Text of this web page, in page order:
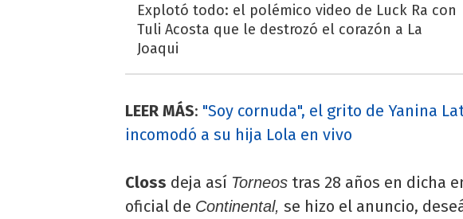
Explotó todo: el polémico video de Luck Ra con
Tuli Acosta que le destrozó el corazón a La
Joaqui
LEER MÁS: "Soy cornuda", el grito de Yanina
incomodó a su hija Lola en vivo
Closs deja así Torneos tras 28 años en dicha
oficial de Continental, se hizo el anuncio,